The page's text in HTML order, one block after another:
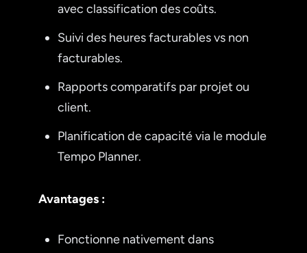
avec classification des coûts.
Suivi des heures facturables vs non
facturables.
Rapports comparatifs par projet ou
client.
Planification de capacité via le module
Tempo Planner.
Avantages :
Fonctionne nativement dans